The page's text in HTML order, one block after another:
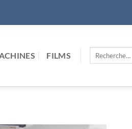
FILMS
Recherche